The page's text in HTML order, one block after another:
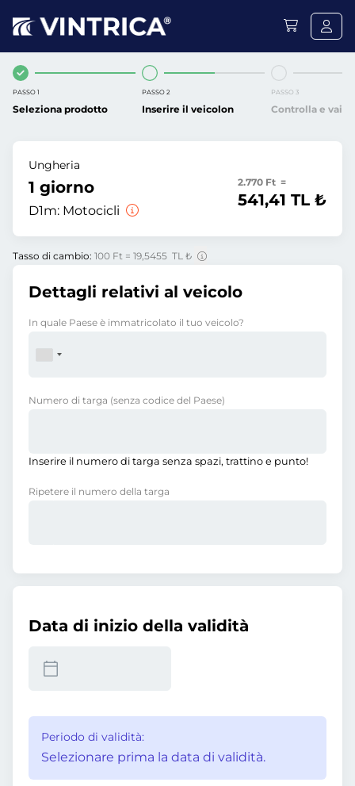
PASSO 1
Seleziona prodotto
PASSO 2
Inserire il veicolon
PASSO 3
Controlla e vai
Ungheria
1 giorno
D1m: Motocicli
2.770 Ft =
541,41 TL ₺
Tasso di cambio: 100 Ft = 19,5455 TL ₺
Dettagli relativi al veicolo
In quale Paese è immatricolato il tuo veicolo?
Numero di targa (senza codice del Paese)
Inserire il numero di targa senza spazi, trattino e punto!
Ripetere il numero della targa
Data di inizio della validità
Periodo di validità:
Selezionare prima la data di validità.